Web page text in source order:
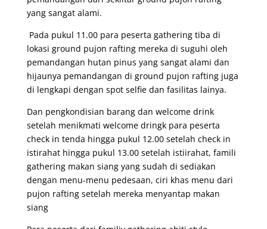
yang sangat alami.
Pada pukul 11.00 para peserta gathering tiba di
lokasi ground pujon rafting mereka di suguhi oleh
pemandangan hutan pinus yang sangat alami dan
hijaunya pemandangan di ground pujon rafting juga
di lengkapi dengan spot selfie dan fasilitas lainya.
Dan pengkondisian barang dan welcome drink
setelah menikmati welcome dringk para peserta
check in tenda hingga pukul 12.00 setelah check in
istirahat hingga pukul 13.00 setelah istiirahat, famili
gathering makan siang yang sudah di sediakan
dengan menu-menu pedesaan, ciri khas menu dari
pujon rafting setelah mereka menyantap makan
siang